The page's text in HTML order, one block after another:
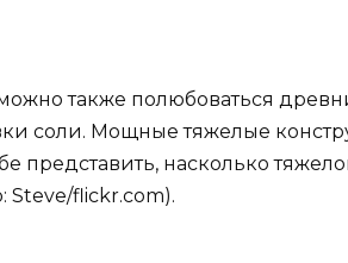
также полюбоваться
соли. Мощные тяжелые
представить, насколько
Steve/flickr.com).